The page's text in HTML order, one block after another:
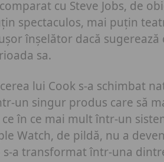
cu Steve Jobs, de
spectaculos, mai puțin
înșelător dacă sugerează
sa.
lui Cook s-a schimbat
un singur produs care să
în ce mai mult într-un
Watch, de pildă, nu a
a transformat într-una